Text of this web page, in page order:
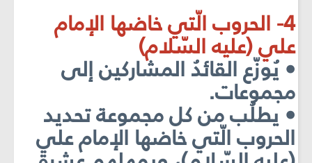
4- الحروب الّتي خاضها الإمام
علي (عليه السّلام)
• يُوزّع القائدُ المشاركين إلى
مجموعات.
• يطلُب من كل مجموعة تحديد
الحروب الّتي خاضها الإمام علي